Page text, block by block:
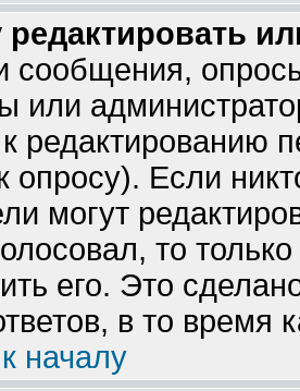
редактировать
сообщения,
или
редактированию
опросу). Если
могут
то
его. Это
в то время
началу